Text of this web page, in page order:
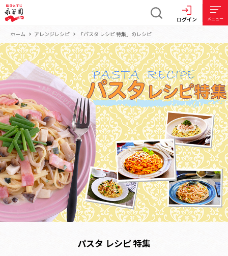
ログイン メニュー
ホーム アレンジレシピ 「パスタ レシピ 特集」のレシピ
パスタ レシピ 特集